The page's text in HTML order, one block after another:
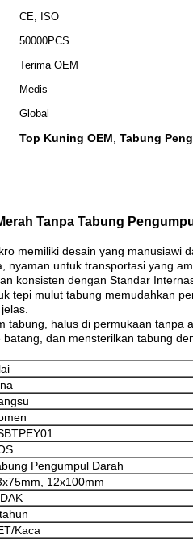
CE, ISO
50000PCS
Terima OEM
Medis
Global
Top Kuning OEM, Tabung
Tanpa Tabung
memiliki desain yang
nyaman untuk transportasi yang
konsisten dengan Standar
tepi mulut tabung memudahkan
tabung, halus di permukaan tanpa
dan mensterilkan tabung
Pengumpul Darah
12x100mm
Kaca